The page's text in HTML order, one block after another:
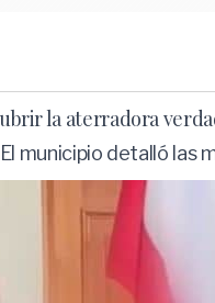
la aterradora
municipio detalló las